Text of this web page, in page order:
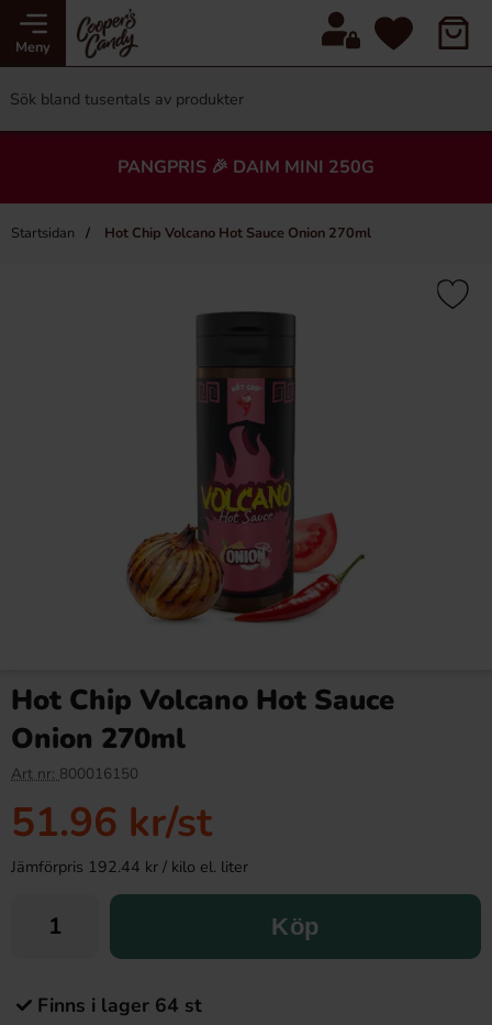
Meny
PANGPRIS 🎉 DAIM MINI 250G
Startsidan Hot Chip Volcano Hot Sauce Onion 270ml
Hot Chip Volcano Hot Sauce
Onion 270ml
Art nr: 800016150
51.96 kr/st
Jämförpris 192.44 kr / kilo el. liter
Köp
Finns i lager 64 st